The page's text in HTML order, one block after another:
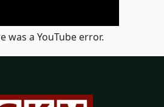
was a YouTube error.